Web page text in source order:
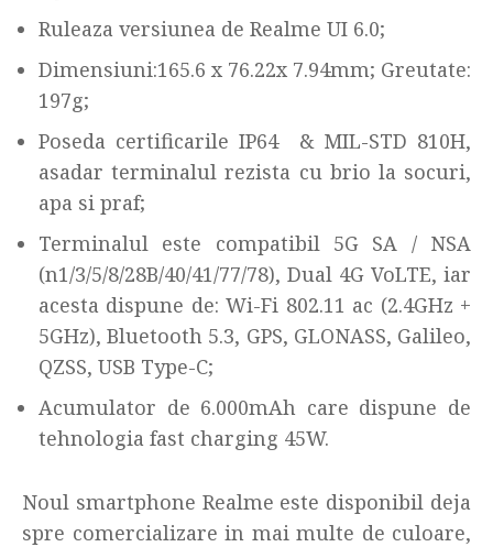
Ruleaza versiunea de Realme UI 6.0;
Dimensiuni:165.6 x 76.22x 7.94mm; Greutate:
197g;
Poseda certificarile IP64 & MIL-STD 810H,
asadar terminalul rezista cu brio la socuri,
apa si praf;
Terminalul este compatibil 5G SA / NSA
(n1/3/5/8/28B/40/41/77/78), Dual 4G VoLTE, iar
acesta dispune de: Wi-Fi 802.11 ac (2.4GHz +
5GHz), Bluetooth 5.3, GPS, GLONASS, Galileo,
QZSS, USB Type-C;
Acumulator de 6.000mAh care dispune de
tehnologia fast charging 45W.
Noul smartphone Realme este disponibil deja
spre comercializare in mai multe de culoare,